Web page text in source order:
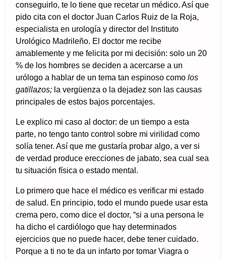
conseguirlo, te lo tiene que recetar un médico. Así que
pido cita con el doctor Juan Carlos Ruiz de la Roja,
especialista en urología y director del Instituto
Urológico Madrileño. El doctor me recibe
amablemente y me felicita por mi decisión: solo un 20
% de los hombres se deciden a acercarse a un
urólogo a hablar de un tema tan espinoso como los
gatillazos; la vergüenza o la dejadez son las causas
principales de estos bajos porcentajes.
Le explico mi caso al doctor: de un tiempo a esta
parte, no tengo tanto control sobre mi virilidad como
solía tener. Así que me gustaría probar algo, a ver si
de verdad produce erecciones de jabato, sea cual sea
tu situación física o estado mental.
Lo primero que hace el médico es verificar mi estado
de salud. En principio, todo el mundo puede usar esta
crema pero, como dice el doctor, “si a una persona le
ha dicho el cardiólogo que hay determinados
ejercicios que no puede hacer, debe tener cuidado.
Porque a ti no te da un infarto por tomar Viagra o